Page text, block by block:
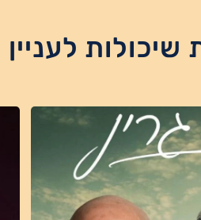
שיכולות